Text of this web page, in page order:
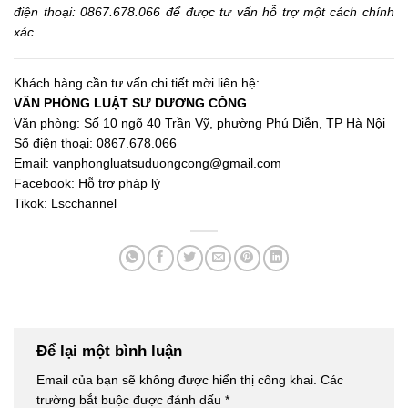
điện thoại: 0867.678.066 để được tư vấn hỗ trợ mộtcách chính
xác
Khách hàng cần tư vấn chi tiết mời liên hệ:
VĂN PHÒNG LUẬT SƯ DƯƠNG CÔNG
Văn phòng: Số 10 ngõ 40 Trần Vỹ, phường Phú Diễn, TP Hà Nội
Số điện thoại: 0867.678.066
Email: vanphongluatsuduongcong@gmail.com
Facebook: Hỗ trợ pháp lý
Tikok: Lscchannel
Để lại một bình luận
Email của bạn sẽ không được hiển thị công khai. Các
trường bắt buộc được đánh dấu *